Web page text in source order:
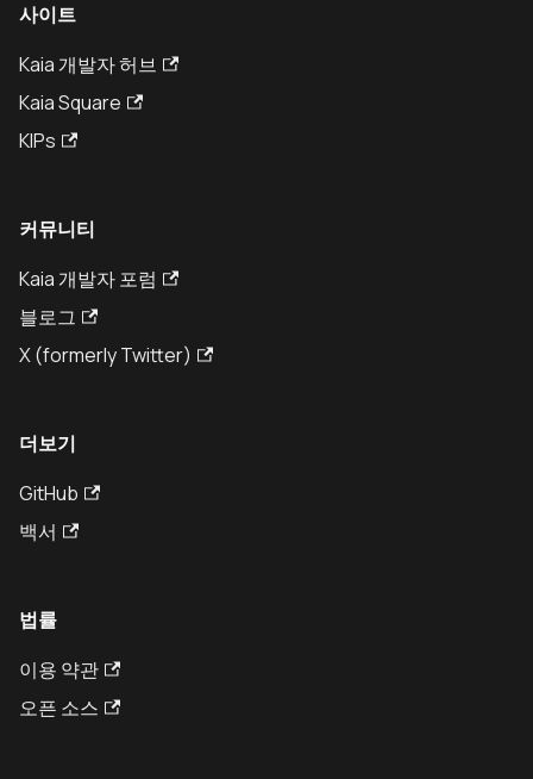
사이트
Kaia 개발자 허브
Kaia Square
KIPs
커뮤니티
Kaia 개발자 포럼
블로그
X (formerly Twitter)
더보기
GitHub
백서
법률
이용 약관
오픈 소스